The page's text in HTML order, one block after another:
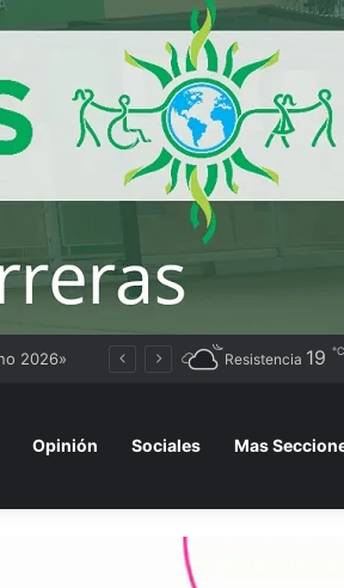
Resistencia 19 ℃
Opinión Sociales Mas